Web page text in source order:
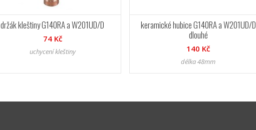
držák kleštiny G140RA a W201UD/D
74 Kč
uchycení kleštiny
keramické hubice G140RA a W201UD/D
dlouhé
140 Kč
délka 48mm